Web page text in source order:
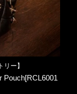
ー】
Pouch[RCL6001